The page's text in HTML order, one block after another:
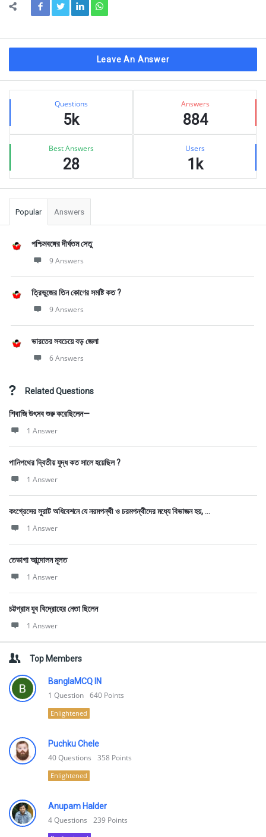
Leave An Answer
Sidebar
Stats Questions
5k
Answers
884
Best Answers
28
Users
1k
Popular Answers
পশ্চিমবঙ্গের দীর্ঘতম সেতু
9 Answers
ত্রিভুজের তিন কোণের সমষ্টি কত ?
9 Answers
ভারতের সবচেয়ে বড় জেলা
6 Answers
Related Questions
শিবাজি উৎসব শুরু করেছিলেন—
1 Answer
পানিপথের দ্বিতীয় যুদ্ধ কত সালে হয়েছিল ?
1 Answer
কংগ্রেসের সুরাট অধিবেশনে যে নরমপন্থী ও চরমপন্থীদের মধ্যে বিভাজন হয়, ...
1 Answer
তেভাগা আন্দোলন মূলত
1 Answer
চট্টগ্রাম যুব বিদ্রোহের নেতা ছিলেন
1 Answer
Top Members
BanglaMCQ IN
1 Question 640 Points
Enlightened
Puchku Chele
40Questions 358 Points
Enlightened
Anupam Halder
4Questions 239 Points